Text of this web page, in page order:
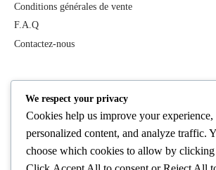
Conditions générales de vente
F.A.Q
Contactez-nous
PRODUITS
Tous les produits
We respect your privacy
Cookies help us improve your
personalized content, and analyze traffic.
choose which cookies to allow by clicking